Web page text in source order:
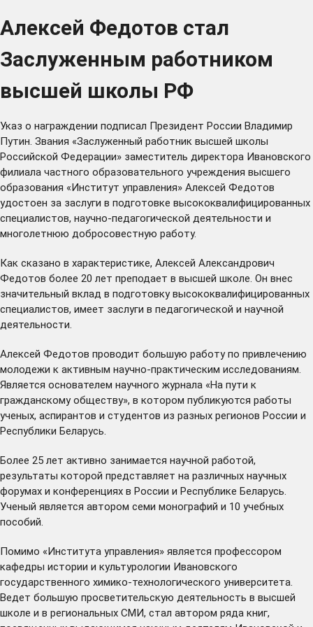
Алексей Федотов стал
Заслуженным работником
высшей школы РФ
Указ о награждении подписал Президент России Владимир
Путин. Звания «Заслуженный работник высшей школы
Российской Федерации» заместитель директора Ивановского
филиала частного образовательного учреждения высшего
образования «Институт управления» Алексей Федотов
удостоен за заслуги в подготовке высококвалифицированных
специалистов, научно-педагогической деятельности и
многолетнюю добросовестную работу.
Как сказано в характеристике, Алексей Александрович
Федотов более 20 лет преподает в высшей школе. Он внес
значительный вклад в подготовку высококвалифицированных
специалистов, имеет заслуги в педагогической и научной
деятельности.
Алексей Федотов проводит большую работу по привлечению
молодежи к активным научно-практическим исследованиям.
Является основателем научного журнала «На пути к
гражданскому обществу», в котором публикуются работы
ученых, аспирантов и студентов из разных регионов России и
Республики Беларусь.
Более 25 лет активно занимается научной работой,
результаты которой представляет на различных научных
форумах и конференциях в России и Республике Беларусь.
Ученый является автором семи монографий и 10 учебных
пособий.
Помимо «Института управления» является профессором
кафедры истории и культурологии Ивановского
государственного химико-технологического университета.
Ведет большую просветительскую деятельность в высшей
школе и в региональных СМИ, стал автором ряда книг,